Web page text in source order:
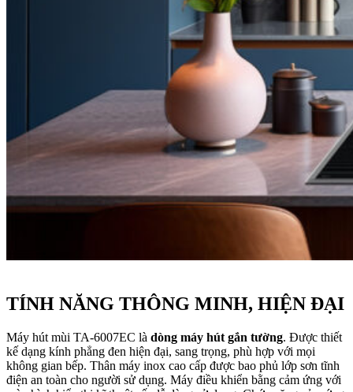
TÍNH NĂNG THÔNG MINH, HIỆN ĐẠI
Máy hút mùi TA-6007EC là dòng máy hút gắn tường. Được thiết
kế dạng kính phẳng đen hiện đại, sang trọng, phù hợp với mọi
không gian bếp. Thân máy inox cao cấp được bao phủ lớp sơn tĩnh
điện an toàn cho người sử dụng. Máy điều khiển bằng cảm ứng với